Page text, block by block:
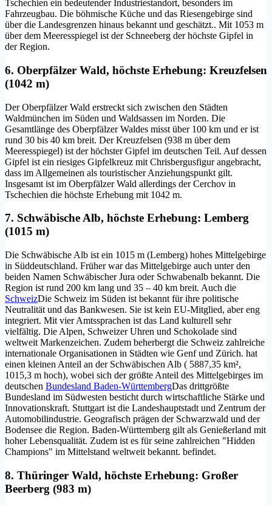
Tschechien ein bedeutender Industriestandort, besonders im
Fahrzeugbau. Die böhmische Küche und das Riesengebirge sind
über die Landesgrenzen hinaus bekannt und geschätzt.. Mit 1053 m
über dem Meeresspiegel ist der Schneeberg der höchste Gipfel in
der Region.
6. Oberpfälzer Wald, höchste Erhebung: Kreuzfelsen
(1042 m)
Der Oberpfälzer Wald erstreckt sich zwischen den Städten
Waldmünchen im Süden und Waldsassen im Norden. Die
Gesamtlänge des Oberpfälzer Waldes misst über 100 km und er ist
rund 30 bis 40 km breit. Der Kreuzfelsen (938 m über dem
Meeresspiegel) ist der höchster Gipfel im deutschen Teil. Auf dessen
Gipfel ist ein riesiges Gipfelkreuz mit Chrisbergusfigur angebracht,
dass im Allgemeinen als touristischer Anziehungspunkt gilt.
Insgesamt ist im Oberpfälzer Wald allerdings der Cerchov in
Tschechien die höchste Erhebung mit 1042 m.
7. Schwäbische Alb, höchste Erhebung: Lemberg
(1015 m)
Die Schwäbische Alb ist ein 1015 m (Lemberg) hohes Mittelgebirge
in Süddeutschland. Früher war das Mittelgebirge auch unter den
beiden Namen Schwäbischer Jura oder Schwabenalb bekannt. Die
Region ist rund 200 km lang und 35 – 40 km breit. Auch die
SchweizDie Schweiz im Süden ist bekannt für ihre politische
Neutralität und das Bankwesen. Sie ist kein EU-Mitglied, aber eng
integriert. Mit vier Amtssprachen ist das Land kulturell sehr
vielfältig. Die Alpen, Schweizer Uhren und Schokolade sind
weltweit Markenzeichen. Zudem beherbergt die Schweiz zahlreiche
internationale Organisationen in Städten wie Genf und Zürich. hat
einen kleinen Anteil an der Schwäbischen Alb ( 5887,35 km²,
1015,3 m hoch), wobei sich der größte Anteil des Mittelgebirges im
deutschen Bundesland Baden-WürttembergDas drittgrößte
Bundesland im Südwesten besticht durch wirtschaftliche Stärke und
Innovationskraft. Stuttgart ist die Landeshauptstadt und Zentrum der
Automobilindustrie. Geografisch prägen der Schwarzwald und der
Bodensee die Region. Baden-Württemberg gilt als Genießerland mit
hoher Lebensqualität. Zudem ist es für seine zahlreichen "Hidden
Champions" im Mittelstand weltweit bekannt. befindet.
8. Thüringer Wald, höchste Erhebung: Großer
Beerberg (983 m)